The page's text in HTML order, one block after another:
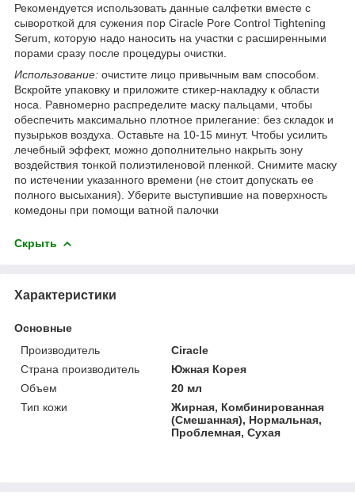
Рекомендуется использовать данные салфетки вместе с
сывороткой для сужения пор Ciracle Pore Control Tightening
Serum, которую надо наносить на участки с расширенными
порами сразу после процедуры очистки.
Использование: очистите лицо привычным вам способом.
Вскройте упаковку и приложите стикер-накладку к области
носа. Равномерно распределите маску пальцами, чтобы
обеспечить максимально плотное прилегание: без складок и
пузырьков воздуха. Оставьте на 10-15 минут. Чтобы усилить
лечебный эффект, можно дополнительно накрыть зону
воздействия тонкой полиэтиленовой пленкой. Снимите маску
по истечении указанного времени (не стоит допускать ее
полного высыхания). Уберите выступившие на поверхность
комедоны при помощи ватной палочки
Скрыть
Характеристики
Основные
Производитель
Ciracle
Страна производитель
Южная Корея
Объем
20 мл
Тип кожи
Жирная, Комбинированная
(Смешанная), Нормальная,
Проблемная, Сухая